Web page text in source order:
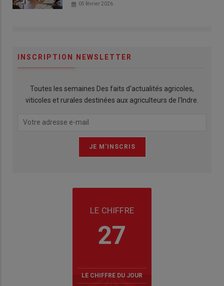
05 février 2026
INSCRIPTION NEWSLETTER
Toutes les semaines Des faits d'actualités agricoles,
viticoles et rurales destinées aux agriculteurs de l'Indre.
LE CHIFFRE
27
LE CHIFFRE DU JOUR